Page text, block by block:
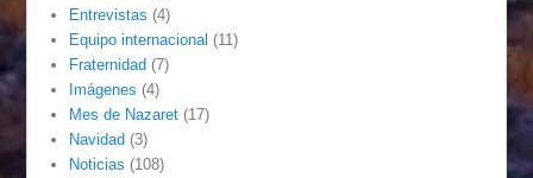
Entrevistas (4)
Equipo internacional (11)
Fraternidad (7)
Imágenes (4)
Mes de Nazaret (17)
Navidad (3)
Noticias (108)